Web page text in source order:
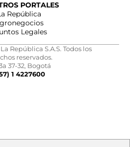
PORTALES
República
Legales
República S.A.S. Todos los
reservados.
37-32, Bogotá
1 4227600